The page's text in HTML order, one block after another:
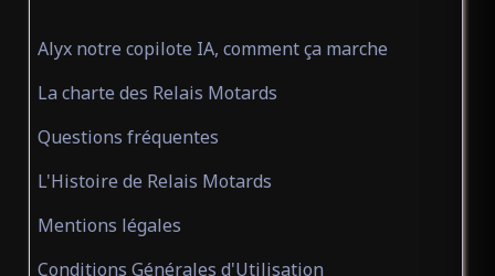
Alyx notre copilote IA, comment ça marche
La charte des Relais Motards
Questions fréquentes
L'Histoire de Relais Motards
Mentions légales
Conditions Générales d'Utilisation